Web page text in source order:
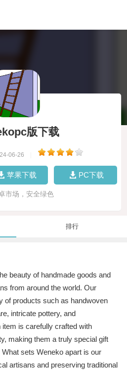
版下载
06-26
苹果下载 PC下载
市场，安全绿色
排行
beauty of handmade goods and
from around the world. Our
of products such as handwoven
intricate pottery, and
is carefully crafted with
making them a truly special gift
sets Weneko apart is our
artisans and preserving traditional